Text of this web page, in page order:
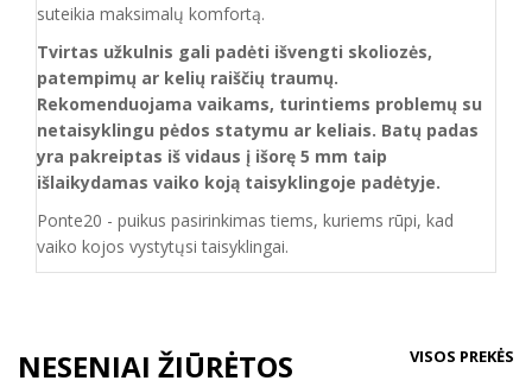
suteikia maksimalų komfortą.
Tvirtas užkulnis gali padėti išvengti skoliozės,
patempimų ar kelių raiščių traumų.
Rekomenduojama vaikams, turintiems problemų su
netaisyklingu pėdos statymu ar keliais. Batų padas
yra pakreiptas iš vidaus į išorę 5 mm taip
išlaikydamas vaiko koją taisyklingoje padėtyje.
Ponte20 - puikus pasirinkimas tiems, kuriems rūpi, kad
vaiko kojos vystytųsi taisyklingai.
NESENIAI ŽIŪRĖTOS VISOS PREKĖS